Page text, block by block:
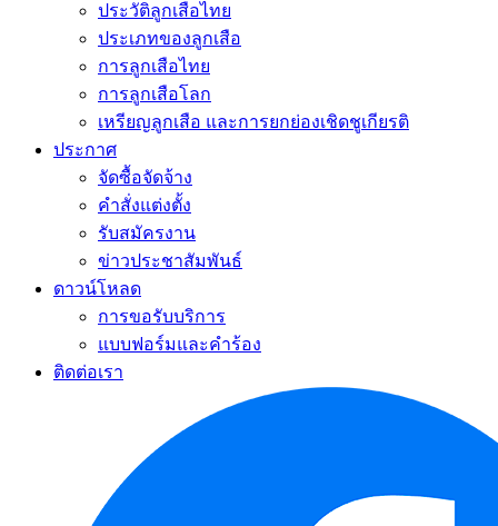
ประวัติลูกเสือไทย
ประเภทของลูกเสือ
การลูกเสือไทย
การลูกเสือโลก
เหรียญลูกเสือ และการยกย่องเชิดชูเกียรติ
ประกาศ
จัดซื้อจัดจ้าง
คำสั่งแต่งตั้ง
รับสมัครงาน
ข่าวประชาสัมพันธ์
ดาวน์โหลด
การขอรับบริการ
แบบฟอร์มและคำร้อง
ติดต่อเรา